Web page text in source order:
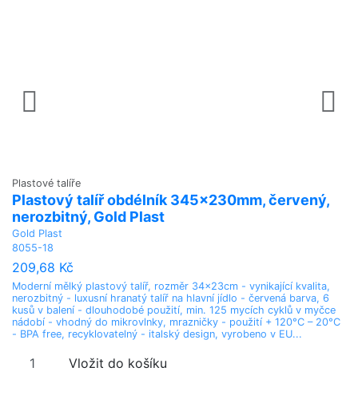
Plastové talíře
Plastový talíř obdélník 345x230mm, červený,
nerozbitný, Gold Plast
Gold Plast
8055-18
209,68 Kč
Moderní mělký plastový talíř, rozměr 34x23cm - vynikající kvalita,
nerozbitný - luxusní hranatý talíř na hlavní jídlo - červená barva, 6
kusů v balení - dlouhodobé použití, min. 125 mycích cyklů v myčce
nádobí - vhodný do mikrovlnky, mrazničky - použití + 120°C – 20°C
- BPA free, recyklovatelný - italský design, vyrobeno v EU...
Vložit do košíku